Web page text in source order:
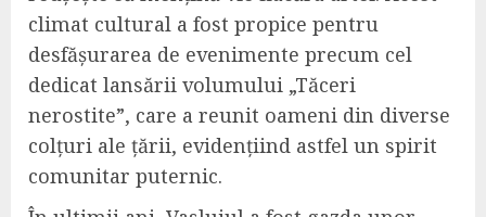
climat cultural a fost propice pentru
desfășurarea de evenimente precum cel
dedicat lansării volumului „Tăceri
nerostite”, care a reunit oameni din diverse
colțuri ale țării, evidențiind astfel un spirit
comunitar puternic.